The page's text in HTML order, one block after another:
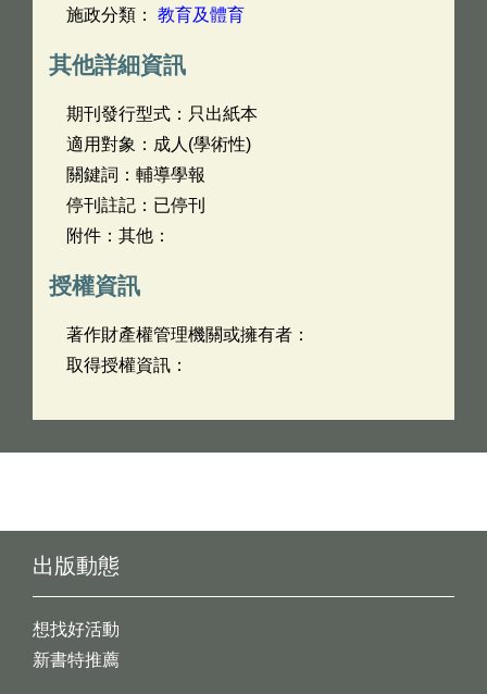
施政分類： 教育及體育
其他詳細資訊
期刊發行型式：只出紙本
適用對象：成人(學術性)
關鍵詞：輔導學報
停刊註記：已停刊
附件：其他：
授權資訊
著作財產權管理機關或擁有者：
取得授權資訊：
出版動態
想找好活動
新書特推薦